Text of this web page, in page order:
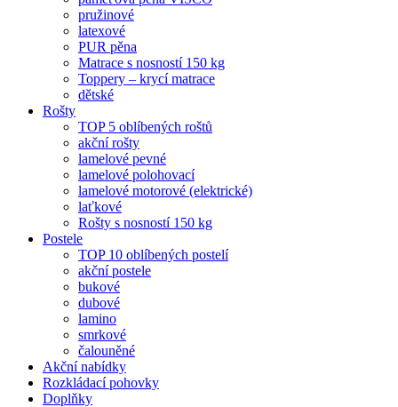
pružinové
latexové
PUR pěna
Matrace s nosností 150 kg
Toppery – krycí matrace
dětské
Rošty
TOP 5 oblíbených roštů
akční rošty
lamelové pevné
lamelové polohovací
lamelové motorové (elektrické)
laťkové
Rošty s nosností 150 kg
Postele
TOP 10 oblíbených postelí
akční postele
bukové
dubové
lamino
smrkové
čalouněné
Akční nabídky
Rozkládací pohovky
Doplňky